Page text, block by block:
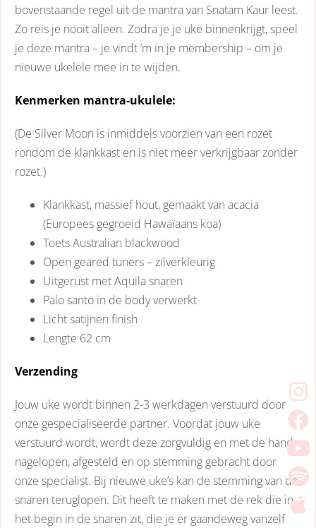
bovenstaande regel uit de mantra van Snatam Kaur leest.
Zo reis je nooit alleen. Zodra je je uke binnenkrijgt, speel
je deze mantra – je vindt ‘m in je membership – om je
nieuwe ukelele mee in te wijden.
Kenmerken mantra-ukulele:
(De Silver Moon is inmiddels voorzien van een rozet
rondom de klankkast en is niet meer verkrijgbaar zonder
rozet.)
Klankkast, massief hout, gemaakt van acacia
(Europees gegroeid Hawaïaans koa)
Toets Australian blackwood
Open geared tuners – zilverkleurig
Uitgerust met Aquila snaren
Palo santo in de body verwerkt
Licht satijnen finish
Lengte 62 cm
Verzending
Jouw uke wordt binnen 2-3 werkdagen verstuurd door
onze gespecialiseerde partner. Voordat jouw uke
verstuurd wordt, wordt deze zorgvuldig en met de hand
nagelopen, afgesteld en op stemming gebracht door
onze specialist. Bij nieuwe uke’s kan de stemming van de
snaren teruglopen. Dit heeft te maken met de rek die in
het begin in de snaren zit, die je er gaandeweg vanzelf